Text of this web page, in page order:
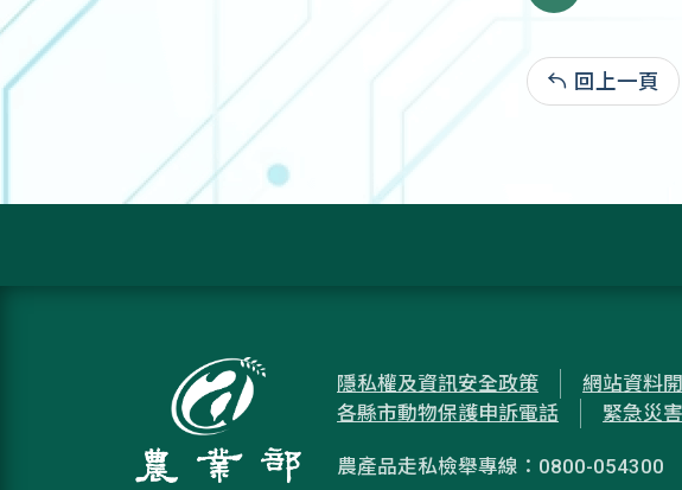
回上一頁
隱私權及資訊安全政策 網站資料
各縣市動物保護申訴電話
緊急災
農產品走私檢舉專線：0800-054300